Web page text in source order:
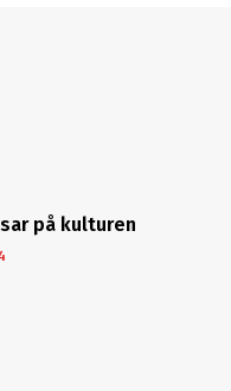
på kulturen